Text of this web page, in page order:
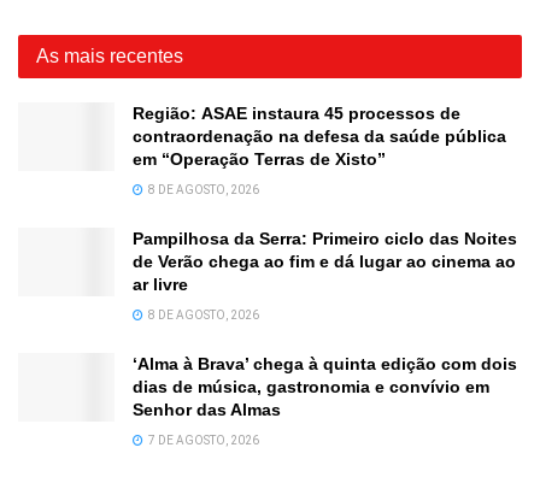
As mais recentes
Região: ASAE instaura 45 processos de
contraordenação na defesa da saúde pública
em “Operação Terras de Xisto”
8 DE AGOSTO, 2026
Pampilhosa da Serra: Primeiro ciclo das Noites
de Verão chega ao fim e dá lugar ao cinema ao
ar livre
8 DE AGOSTO, 2026
‘Alma à Brava’ chega à quinta edição com dois
dias de música, gastronomia e convívio em
Senhor das Almas
7 DE AGOSTO, 2026